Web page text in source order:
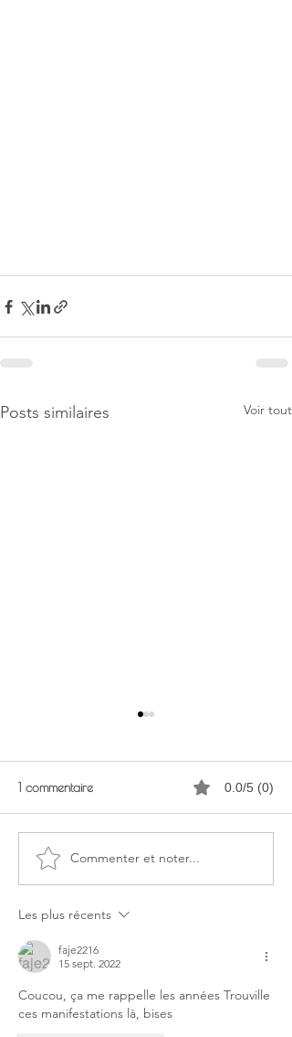
Posts similaires Voir tout
Les Plages du débarquement
1 commentaire 0.0/5 (0)
Commenter et noter...
Les plus récents
faje2216
15 sept. 2022
Coucou, ça me rappelle les années Trouville
ces manifestations là, bises